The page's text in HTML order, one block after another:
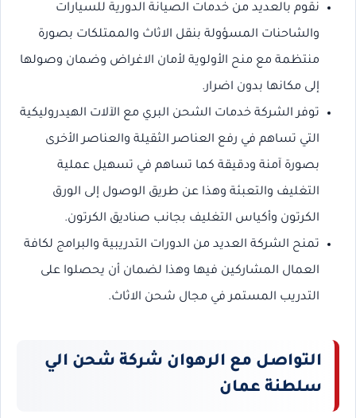
نقوم بالعديد من خدمات الصيانة الدورية للسيارات
والشاحنات المسؤولة بنقل الاثاث والممتلكات بصورة
منتظمة مع منح الأولوية لأمان الاغراض وضمان وصولها
إلى مكانها بدون اضرار.
توفر الشركة خدمات الشحن البري مع الآلات الهيدروليكية
التي تساهم في رفع العناصر الثقيلة والعناصر الأخرى
بصورة آمنة ودقيقة كما تساهم في تسهيل عملية
التغليف والتعبئة وهذا عن طريق الوصول إلى الورق
الكرتون وأكياس التغليف بجانب صناديق الكرتون.
تمنح الشركة العديد من الدورات التدريبية والبرامج لكافة
العمال المشاركين فيها وهذا لضمان أن يحصلوا على
التدريب المستمر في مجال شحن الاثاث.
التواصل مع الرهوان شركة شحن الي
سلطنة عمان